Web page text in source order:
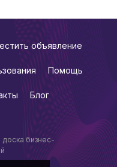
бизнес-
объявление
Помощь
Блог